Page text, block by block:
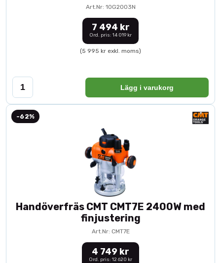
Art.Nr: 10G2003N
7 494 kr
Ord. pris: 14 019 kr
(5 995 kr exkl. moms)
Lägg i varukorg
-62%
Handöverfräs CMT CMT7E 2400W med
finjustering
Art.Nr: CMT7E
4 749 kr
Ord. pris: 12 620 kr